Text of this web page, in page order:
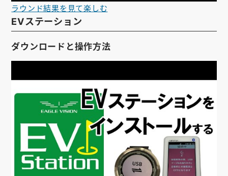
ラウンド結果を見て楽しむ
EVステーション
ダウンロードと操作方法